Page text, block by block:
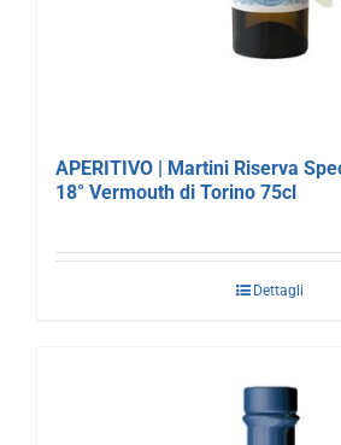
APERITIVO | Martini Riserva
18° Vermouth di Torino 75cl
Dettagli